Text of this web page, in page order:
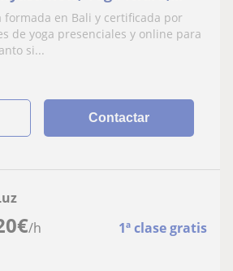
formada en Bali y certificada por
de yoga presenciales y online para
si...
Contactar
€/h 1ª clase gratis